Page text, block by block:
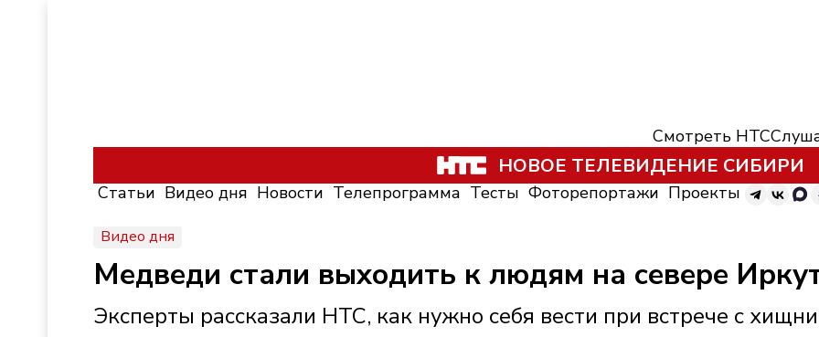
Смотреть НТС
НОВОЕ ТЕЛЕВИДЕНИЕ СИБИРИ
Статьи Видео дня Новости Телепрограмма Тесты Фоторепортажи Проекты
Видео дня
Медведи стали выходить к людям на севере
Эксперты рассказали НТС, как нужно себя вести при встрече с